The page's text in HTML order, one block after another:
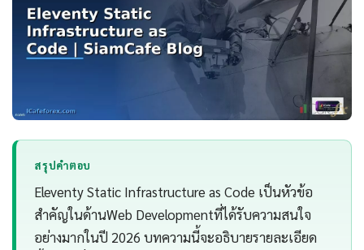
สรุปคำตอบ
Eleventy Static Infrastructure as Code เป็นหัวข้อ
สำคัญในด้านWeb Developmentที่ได้รับความสนใจ
อย่างมากในปี 2026 บทความนี้จะอธิบายรายละเอียด